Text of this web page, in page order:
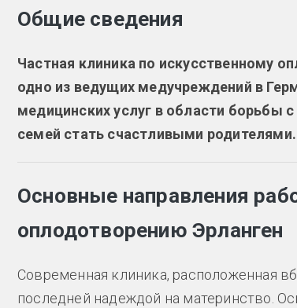
Общие сведения
Частная клиника по искусственному
одно из ведущих медучреждений в
медицинских услуг в области борьбы
семей стать счастливыми родителями.
Основные направления
оплодотворению Эрланген
Современная клиника, расположенная
последней надеждой на материнство.